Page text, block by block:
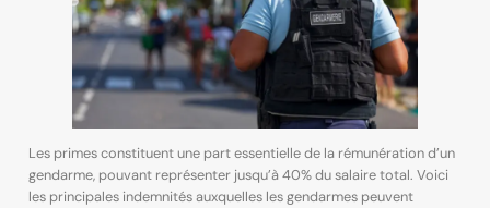
Les primes constituent une part essentielle de la rémunération d’un
gendarme, pouvant représenter jusqu’à 40% du salaire total. Voici
les principales indemnités auxquelles les gendarmes peuvent